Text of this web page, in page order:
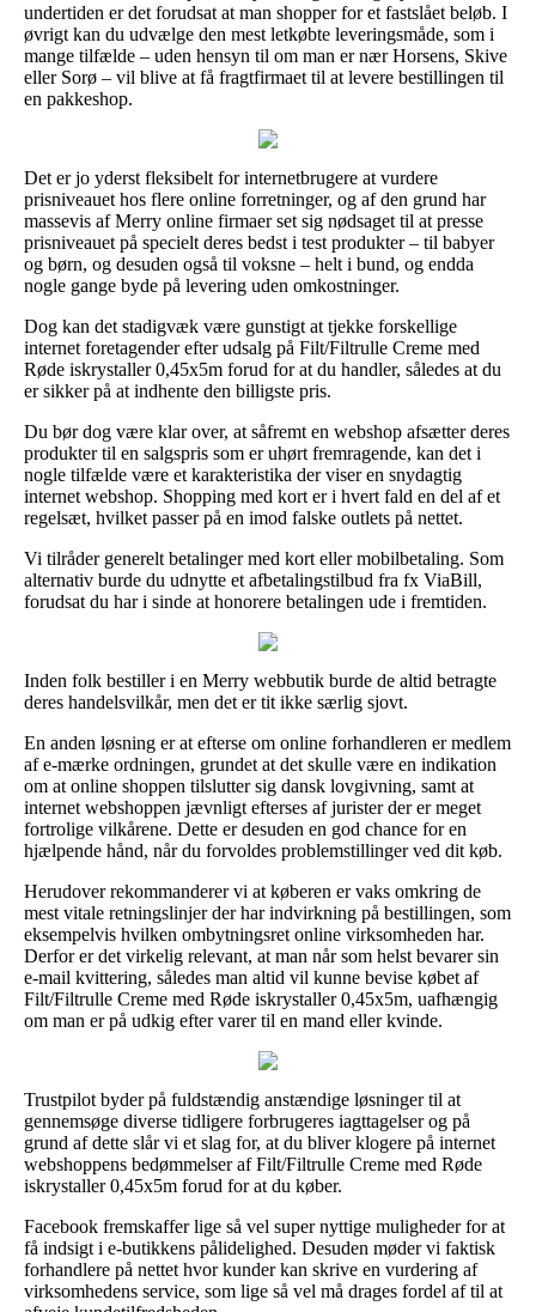
undertiden er det forudsat at man shopper for et fastslået beløb. I
øvrigt kan du udvælge den mest letkøbte leveringsmåde, som i
mange tilfælde – uden hensyn til om man er nær Horsens, Skive
eller Sorø – vil blive at få fragtfirmaet til at levere bestillingen til
en pakkeshop.
Det er jo yderst fleksibelt for internetbrugere at vurdere
prisniveauet hos flere online forretninger, og af den grund har
massevis af Merry online firmaer set sig nødsaget til at presse
prisniveauet på specielt deres bedst i test produkter – til babyer
og børn, og desuden også til voksne – helt i bund, og endda
nogle gange byde på levering uden omkostninger.
Dog kan det stadigvæk være gunstigt at tjekke forskellige
internet foretagender efter udsalg på Filt/Filtrulle Creme med
Røde iskrystaller 0,45x5m forud for at du handler, således at du
er sikker på at indhente den billigste pris.
Du bør dog være klar over, at såfremt en webshop afsætter deres
produkter til en salgspris som er uhørt fremragende, kan det i
nogle tilfælde være et karakteristika der viser en snydagtig
internet webshop. Shopping med kort er i hvert fald en del af et
regelsæt, hvilket passer på en imod falske outlets på nettet.
Vi tilråder generelt betalinger med kort eller mobilbetaling. Som
alternativ burde du udnytte et afbetalingstilbud fra fx ViaBill,
forudsat du har i sinde at honorere betalingen ude i fremtiden.
Inden folk bestiller i en Merry webbutik burde de altid betragte
deres handelsvilkår, men det er tit ikke særlig sjovt.
En anden løsning er at efterse om online forhandleren er medlem
af e-mærke ordningen, grundet at det skulle være en indikation
om at online shoppen tilslutter sig dansk lovgivning, samt at
internet webshoppen jævnligt efterses af jurister der er meget
fortrolige vilkårene. Dette er desuden en god chance for en
hjælpende hånd, når du forvoldes problemstillinger ved dit køb.
Herudover rekommanderer vi at køberen er vaks omkring de
mest vitale retningslinjer der har indvirkning på bestillingen, som
eksempelvis hvilken ombytningsret online virksomheden har.
Derfor er det virkelig relevant, at man når som helst bevarer sin
e-mail kvittering, således man altid vil kunne bevise købet af
Filt/Filtrulle Creme med Røde iskrystaller 0,45x5m, uafhængig
om man er på udkig efter varer til en mand eller kvinde.
Trustpilot byder på fuldstændig anstændige løsninger til at
gennemsøge diverse tidligere forbrugeres iagttagelser og på
grund af dette slår vi et slag for, at du bliver klogere på internet
webshoppens bedømmelser af Filt/Filtrulle Creme med Røde
iskrystaller 0,45x5m forud for at du køber.
Facebook fremskaffer lige så vel super nyttige muligheder for at
få indsigt i e-butikkens pålidelighed. Desuden møder vi faktisk
forhandlere på nettet hvor kunder kan skrive en vurdering af
virksomhedens service, som lige så vel må drages fordel af til at